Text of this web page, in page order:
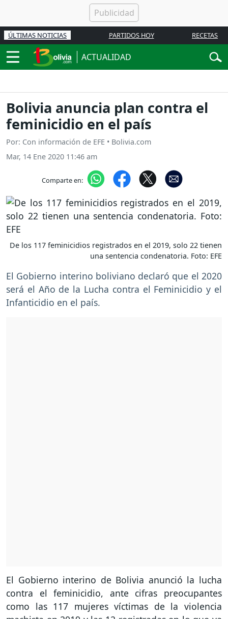
ÚLTIMAS NOTICIAS PARTIDOS HOY RECETAS
ACTUALIDAD
Bolivia anuncia plan contra el
feminicidio en el país
Por: Con información de EFE • Bolivia.com
Mar, 14 Ene 2020 11:46 am
Comparte en:
De los 117 feminicidios registrados en el 2019, solo 22 tienen
una sentencia condenatoria. Foto: EFE
El Gobierno interino boliviano declaró que el 2020
será el Año de la Lucha contra el Feminicidio y el
Infanticidio en el país.
El Gobierno interino de Bolivia anunció la lucha
contra el feminicidio, ante cifras preocupantes
como las 117 mujeres víctimas de la violencia